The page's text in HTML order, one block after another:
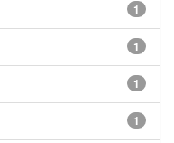
1
1
1
1